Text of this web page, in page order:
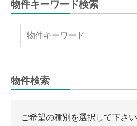
物件キーワード検索
物件検索
ご希望の種別を選択して下さい